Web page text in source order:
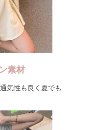
素材
気性も良く夏でも